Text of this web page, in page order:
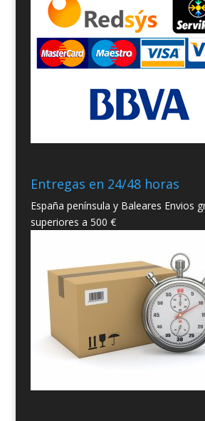
Entregas en 24/48 horas
España península y Baleares Envios
superiores a 500 €